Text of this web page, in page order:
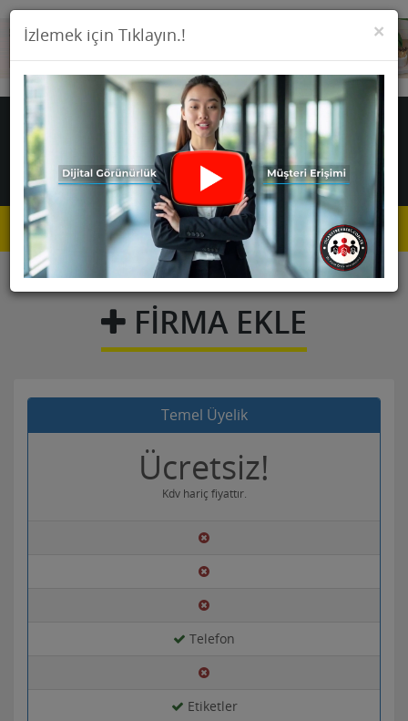
Toggle
×
İzlemek için Tıklayın.!
FIRMA EKLE
Temel Üyelik
Ücretsiz!
Kdv hariç fiyattır.
Telefon
Etiketler